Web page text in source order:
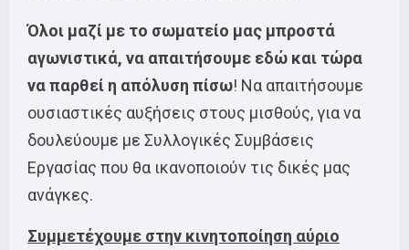
Όλοι μαζί με το σωματείο μας μπροστά
αγωνιστικά, να απαιτήσουμε εδώ και τώρα
να παρθεί η απόλυση πίσω! Να απαιτήσουμε
ουσιαστικές αυξήσεις στους μισθούς, για να
δουλεύουμε με Συλλογικές Συμβάσεις
Εργασίας που θα ικανοποιούν τις δικές μας
ανάγκες.
Συμμετέχουμε στην κινητοποίηση αύριο